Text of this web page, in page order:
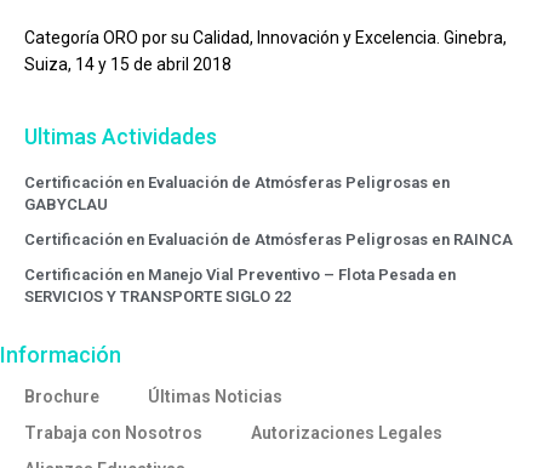
Categoría ORO por su Calidad, Innovación y Excelencia. Ginebra,
Suiza, 14 y 15 de abril 2018
Ultimas Actividades
Certificación en Evaluación de Atmósferas Peligrosas en
GABYCLAU
Certificación en Evaluación de Atmósferas Peligrosas en RAINCA
Certificación en Manejo Vial Preventivo – Flota Pesada en
SERVICIOS Y TRANSPORTE SIGLO 22
Información
Brochure
Últimas Noticias
Trabaja con Nosotros
Autorizaciones Legales